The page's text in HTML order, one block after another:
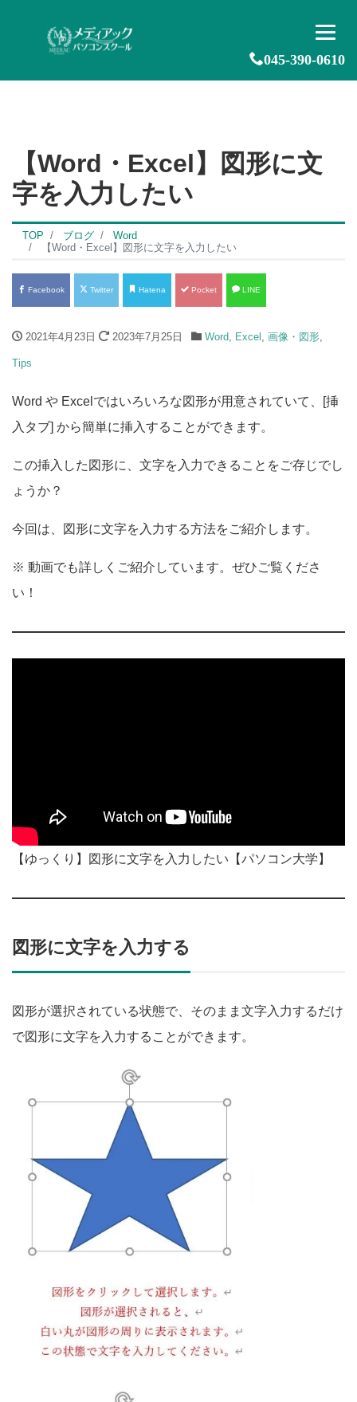
045-390-0610
【Word・Excel】図形に文
字を入力したい
TOP ブログ
Word
【Word・Excel】図形に文字を入力したい
Facebook Twitter Hatena Pocket LINE
2021年4月23日 2023年7月25日 Word, Excel , 画像・図形,
Tips
Word や Excelではいろいろな図形が用意されていて、[挿
入タブ] から簡単に挿入することができます。
この挿入した図形に、文字を入力できることをご存じでし
ょうか？
今回は、図形に文字を入力する方法をご紹介します。
※ 動画でも詳しくご紹介しています。ぜひご覧くださ
い！
【ゆっくり】図形に文字を入力したい【パソコン大学】
図形に文字を入力する
図形が選択されている状態で、そのまま文字入力するだけ
で図形に文字を入力することができます。